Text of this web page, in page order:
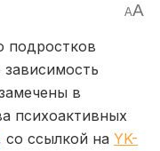
AA
подростков
в
психоактивных
со ссылкой на YK-